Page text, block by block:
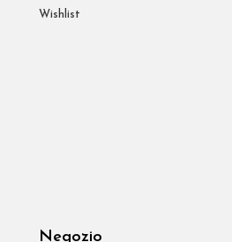
Wishlist
Negozio